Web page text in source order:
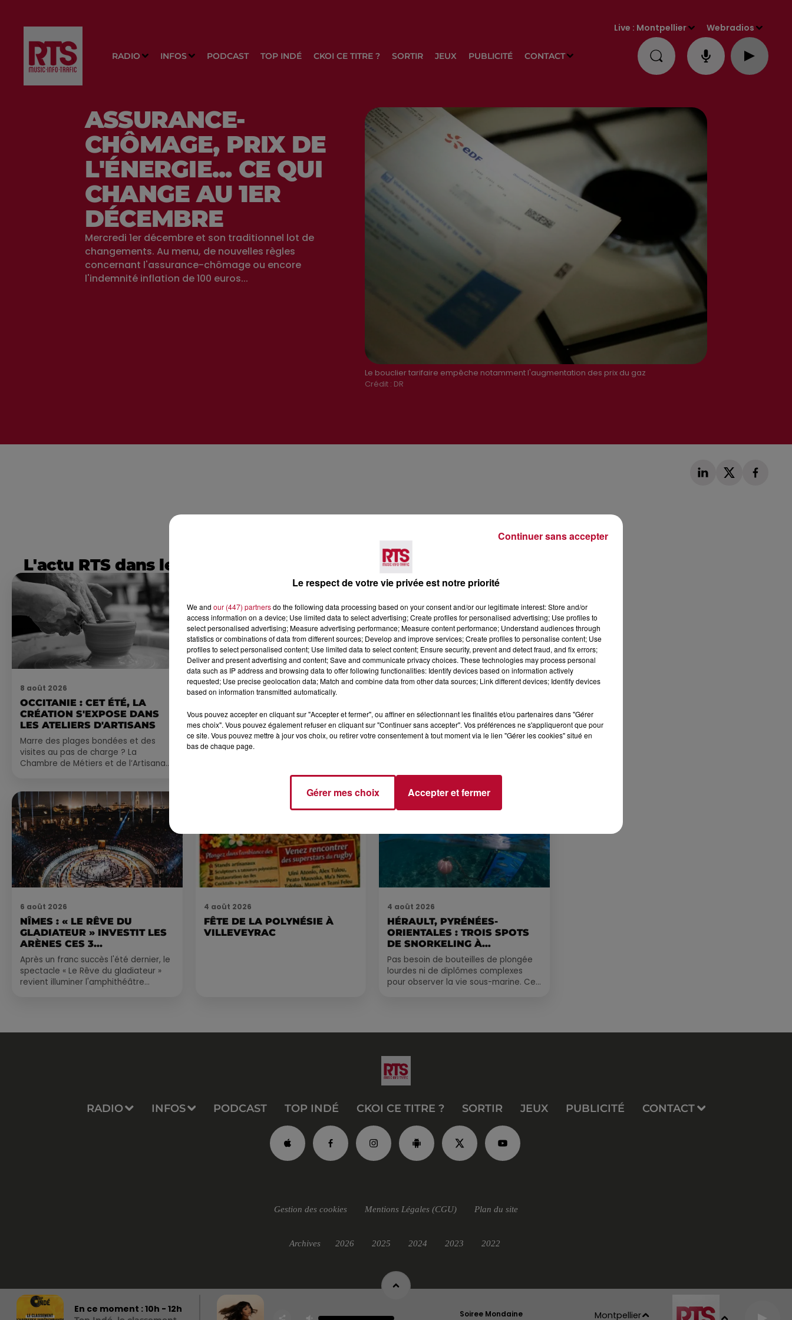
RADIO INFOS PODCAST TOP INDÉ CKOI CE TITRE ? SORTIR JEUX PUBLICITÉ CONTACT
Live : Montpellier Webradios
Le bouclier tarifaire empêche notamment l'augmentation des prix du gaz
Crédit : DR
ASSURANCE-
CHÔMAGE, PRIX DE
L'ÉNERGIE... CE QUI
CHANGE AU 1ER
DÉCEMBRE
Mercredi 1er décembre et son traditionnel lot de
changements. Au menu, de nouvelles règles
concernant l'assurance-chômage ou encore
l'indemnité inflation de 100 euros...
L'actu RTS dans le Sud
8 août 2026
OCCITANIE : CET ÉTÉ, LA
CRÉATION S'EXPOSE DANS
LES ATELIERS D'ARTISANS
Marre des plages bondées et des
visites au pas de charge ? La
Chambre de Métiers et de l’Artisanat
7 août 2026
CE WEEK-END
Comme tous les vendredis, voici une
petite sélection des rendez-vous à ne
pas manquer dans le coin. Que vous
MARSEILLAN
6 août 2026
NÎMES : « LE RÊVE DU
GLADIATEUR » INVESTIT LES
ARÈNES CES 3...
Après un franc succès l'été dernier, le
spectacle « Le Rêve du gladiateur »
revient illuminer l'amphithéâtre
4 août 2026
FÊTE DE LA POLYNÉSIE À
VILLEVEYRAC
4 août 2026
HÉRAULT, PYRÉNÉES-
ORIENTALES : TROIS SPOTS
DE SNORKELING À
EXPLORER...
Pas besoin de bouteilles de plongée
lourdes ni de diplômes complexes
pour observer la vie sous-marine. Cet
RADIO INFOS PODCAST TOP INDÉ CKOI CE TITRE ? SORTIR JEUX PUBLICITÉ CONTACT
En ce moment :10h - 12h Soiree Mondaine Montpellier
Gestion des cookies Mentions Légales (CGU) Plan du site
Archives 2026 2025 2024 2023 2022
Le respect de votre vie privée est notre priorité
We and our (447) partnersdo the following data processing based on your consent and/or our legitimate interest: Store and/or
access information on a device; Use limited data to select advertising; Create profiles for personalised advertising; Use profiles to
select personalised advertising; Measure advertising performance; Measure content performance; Understand audiences through
statistics or combinations of data from different sources; Develop and improve services; Create profiles to personalise content; Use
profiles to select personalised content; Use limited data to select content; Ensure security, prevent and detect fraud, and fix errors;
Deliver and present advertising and content; Save and communicate privacy choices. These technologies may process personal
data such as IP address and browsing data to offer following functionalities: Identify devices based on information actively
requested; Use precise geolocation data; Match and combine data from other data sources; Link different devices; Identify devices
based on information transmitted automatically.
Vous pouvez accepter en cliquant sur "Accepter et fermer", ou affiner en sélectionnant les finalités et/ou partenaires dans "Gérer
mes choix". Vous pouvez également refuser en cliquant sur "Continuer sans accepter". Vos préférences ne s'appliqueront que pour
ce site. Vous pouvez mettre à jour vos choix, ou retirer votre consentement à tout moment via le lien "Gérer les cookies" situé en
bas de chaque page.
Gérer mes choix Accepter et fermer
Continuer sans accepter